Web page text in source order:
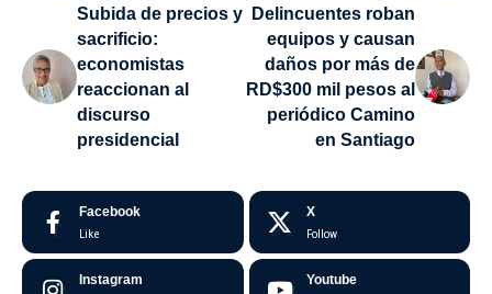
Subida de precios y
sacrificio:
economistas
reaccionan al
discurso
presidencial
Delincuentes roban
equipos y causan
daños por más de
RD$300 mil pesos al
periódico Camino
en Santiago
Facebook
Like
X
Follow
Instagram Youtube